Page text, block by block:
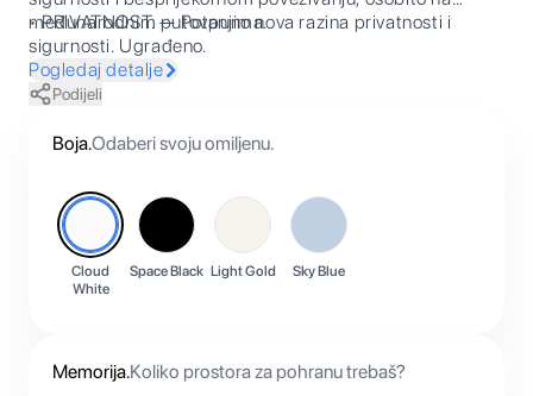
međunarodnim putovanjima.
• PRIVATNOST. — Potpuno nova razina privatnosti i
sigurnosti. Ugrađeno.
Pogledaj detalje
Podijeli
Boja.Odaberi svoju omiljenu.
Cloud
White
Space Black Light Gold Sky Blue
Memorija.Koliko prostora za pohranu trebaš?